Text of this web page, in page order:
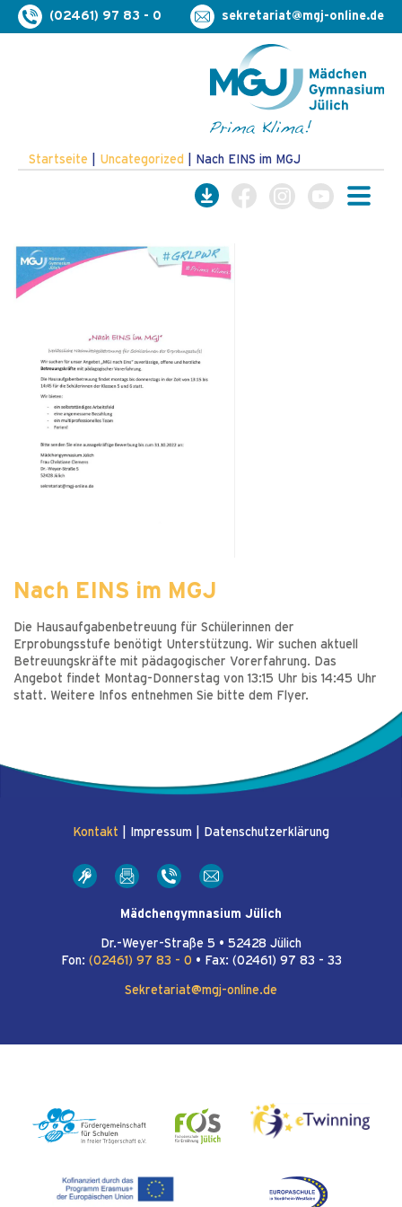
(02461) 97 83 - 0 sekretariat@mgj-online.de
Startseite Uncategorized Nach EINS im MGJ
Nach EINS im MGJ
Die Hausaufgabenbetreuung für Schülerinnen der
Erprobungsstufe benötigt Unterstützung. Wir suchen aktuell
Betreuungskräfte mit pädagogischer Vorerfahrung. Das
Angebot findet Montag-Donnerstag von 13:15 Uhr bis 14:45 Uhr
statt. Weitere Infos entnehmen Sie bitte dem Flyer.
Kontakt Impressum Datenschutzerklärung
Mädchengymnasium Jülich
Dr.-Weyer-Straße 5 • 52428 Jülich
Fon: (02461) 97 83 - 0 • Fax: (02461) 97 83 - 33
Sekretariat@mgj-online.de